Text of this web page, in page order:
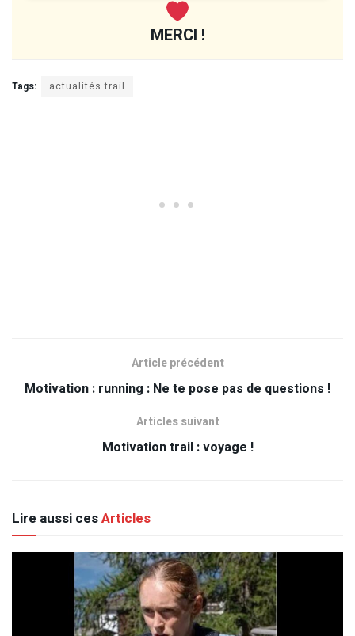
MERCI !
Tags: actualités trail
Article précédent
Motivation : running : Ne te pose pas de questions !
Articles suivant
Motivation trail : voyage !
Lire aussi cesArticles